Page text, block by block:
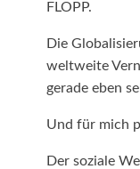
FLOPP.
Die
weltweite
gerade eben
Und für mich
Der soziale